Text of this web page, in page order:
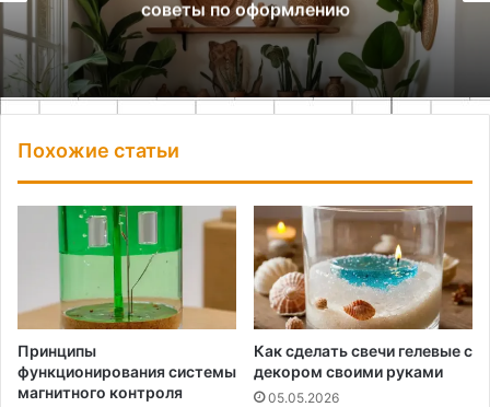
советы по оформлению
Похожие статьи
Принципы
функционирования системы
магнитного контроля
Как сделать свечи гелевые с
декором своими руками
05.05.2026